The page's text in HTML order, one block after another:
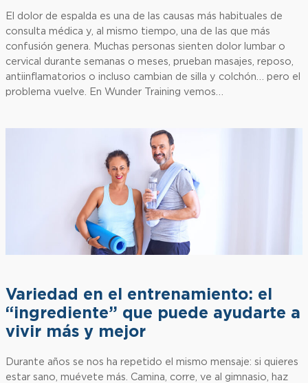
El dolor de espalda es una de las causas más habituales de
consulta médica y, al mismo tiempo, una de las que más
confusión genera. Muchas personas sienten dolor lumbar o
cervical durante semanas o meses, prueban masajes, reposo,
antiinflamatorios o incluso cambian de silla y colchón… pero el
problema vuelve. En Wunder Training vemos…
Variedad en el entrenamiento: el
“ingrediente” que puede ayudarte a
vivir más y mejor
Durante años se nos ha repetido el mismo mensaje: si quieres
estar sano, muévete más. Camina, corre, ve al gimnasio, haz